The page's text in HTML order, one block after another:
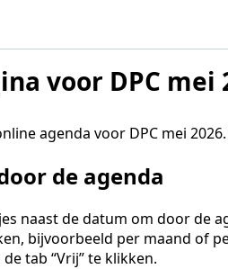
voor DPC mei
agenda voor DPC mei
de agenda
naast de datum om door de
bijvoorbeeld per maand of
tab “Vrij” te klikken.